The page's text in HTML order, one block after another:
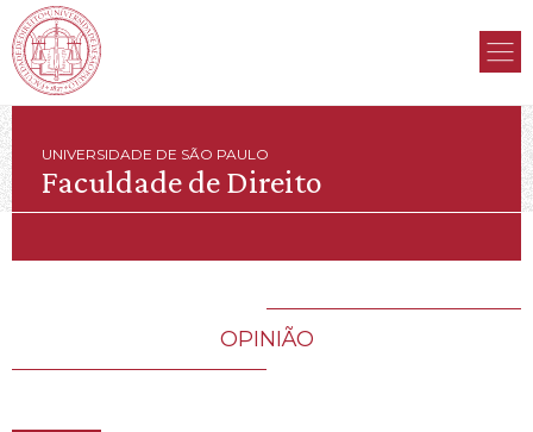
UNIVERSIDADE DE SÃO PAULO
Faculdade de Direito
OPINIÃO